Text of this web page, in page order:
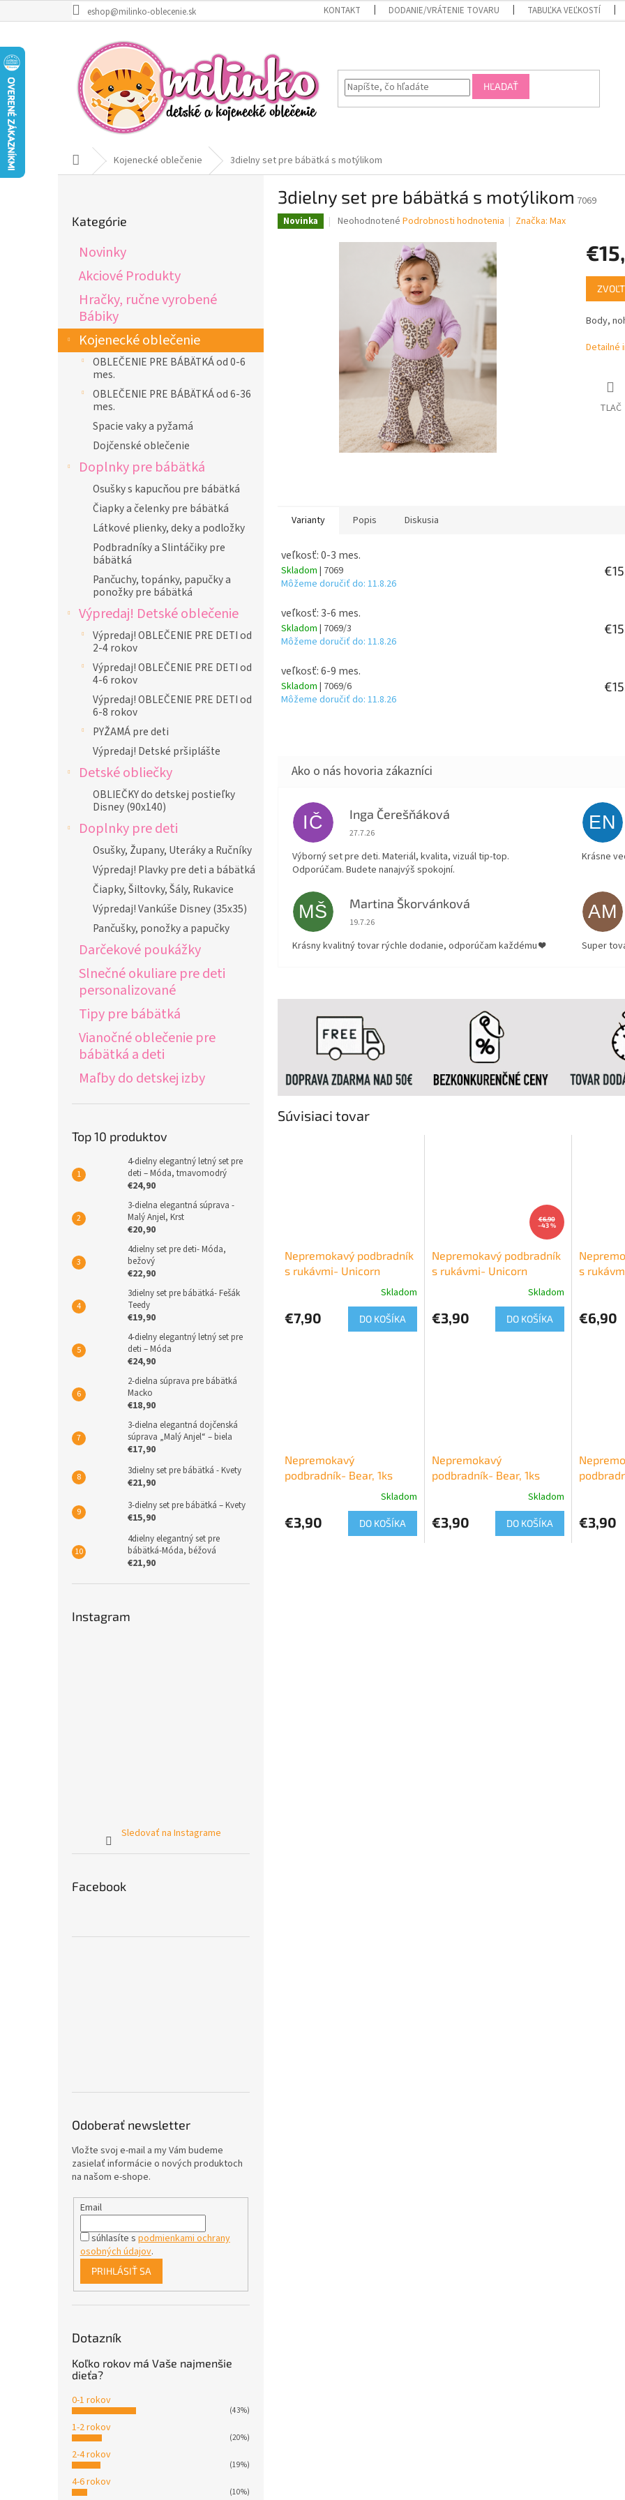
na
eshop@milinko-oblecenie.sk KONTAKT DODANIE/VRÁTENIE TOVARU TABUĽKA VEĽKOSTÍ
HĽADAŤ
DomovKojenecké oblečenie 3dielny set pre bábätká s motýlikom
kategórie
Kategórie
Novinky
Akciové Produkty
Hračky, ručne vyrobené
Bábiky
Kojenecké oblečenie
OBLEČENIE PRE BÁBÄTKÁ od 0-6
mes.
OBLEČENIE PRE BÁBÄTKÁ od 6-36
mes.
Spacie vaky a pyžamá
Dojčenské oblečenie
Doplnky pre bábätká
Osušky s kapucňou pre bábätká
Čiapky a čelenky pre bábätká
Látkové plienky, deky a podložky
Podbradníky a Slintáčiky pre
bábätká
Pančuchy, topánky, papučky a
ponožky pre bábätká
Výpredaj! Detské oblečenie
Výpredaj! OBLEČENIE PRE DETI od
2-4 rokov
Výpredaj! OBLEČENIE PRE DETI od
4-6 rokov
Výpredaj! OBLEČENIE PRE DETI od
6-8 rokov
PYŽAMÁ pre deti
Výpredaj! Detské pršiplášte
Detské obliečky
OBLIEČKY do detskej postieľky
Disney (90x140)
Doplnky pre deti
Osušky, Župany, Uteráky a Ručníky
Výpredaj! Plavky pre deti a bábätká
Čiapky, Šiltovky, Šály, Rukavice
Výpredaj! Vankúše Disney (35x35)
Pančušky, ponožky a papučky
Darčekové poukážky
Slnečné okuliare pre deti
personalizované
Tipy pre bábätká
Vianočné oblečenie pre
bábätká a deti
Maľby do detskej izby
Top 10 produktov
4-dielny elegantný letný set pre
deti – Móda, tmavomodrý
€24,90
3-dielna elegantná súprava -
Malý Anjel, Krst
€20,90
4dielny set pre deti- Móda,
bežový
€22,90
3dielny set pre bábätká- Fešák
Teedy
€19,90
4-dielny elegantný letný set pre
deti – Móda
€24,90
2-dielna súprava pre bábätká
Macko
€18,90
3-dielna elegantná dojčenská
súprava „Malý Anjel“ – biela
€17,90
3dielny set pre bábätká - Kvety
€21,90
3-dielny set pre bábätká – Kvety
€15,90
4dielny elegantný set pre
bábätká-Móda, béžová
€21,90
Instagram
Sledovať na Instagrame
Facebook
Odoberať newsletter
Vložte svoj e-mail a my Vám budeme
zasielať informácie o nových produktoch
na našom e-shope.
Email
súhlasíte s podmienkami ochrany
osobných údajov.
PRIHLÁSIŤ SA
Dotazník
Koľko rokov má Vaše najmenšie
dieťa?
0-1 rokov
(43%)
1-2 rokov
(20%)
2-4 rokov
(19%)
4-6 rokov
(10%)
3dielny set pre bábätká s motýlikom 7069
Novinka
Priemerné
produktu
hviezdičiek.
Neohodnotené Podrobnosti hodnotenia Značka:Max
cena:
Body,
Detailné
TLAČ
Súvisiaci tovar
Nepremokavý podbradník
s rukávmi- Unicorn
Skladom
€7,90 DO KOŠÍKA
€6,90
–43 %
Nepremokavý podbradník
s rukávmi- Unicorn
Skladom
€3,90 DO KOŠÍKA
s
€6,90
Nepremokavý
podbradník- Bear, 1ks
Skladom
€3,90 DO KOŠÍKA
Nepremokavý
podbradník- Bear, 1ks
Skladom
€3,90 DO KOŠÍKA €3,90
Varianty Popis Diskusia
veľkosť: 0-3 mes.
Skladom | 7069
Môžeme doručiť do: 11.8.26
veľkosť: 3-6 mes.
Skladom | 7069/3
Môžeme doručiť do: 11.8.26
veľkosť: 6-9 mes.
Skladom | 7069/6
Môžeme doručiť do: 11.8.26
IČ Inga Čerešňáková
Hodnotenie obchodu je 5 z 5 hviezdičiek.
27.7.26
Výborný set pre deti. Materiál, kvalita, vizuál tip-top.
Odporúčam. Budete nanajvýš spokojní.
EN
Krásne
MŠ Martina Škorvánková
Hodnotenie obchodu je 5 z 5 hviezdičiek.
19.7.26
Krásny kvalitný tovar rýchle dodanie, odporúčam každému ❤️
AM
Super